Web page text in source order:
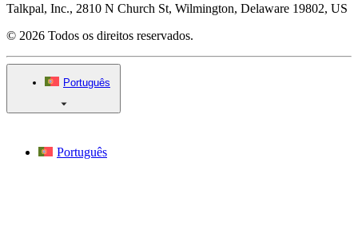
Talkpal, Inc., 2810 N Church St, Wilmington, Delaware 19802, US
© 2026 Todos os direitos reservados.
Português
Português